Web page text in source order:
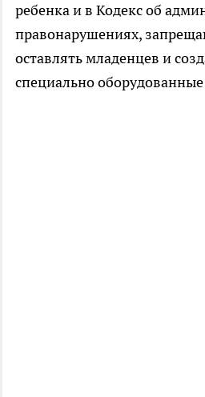
ребенка и в Кодекс об
правонарушениях,
оставлять младенцев и
специально оборудованные